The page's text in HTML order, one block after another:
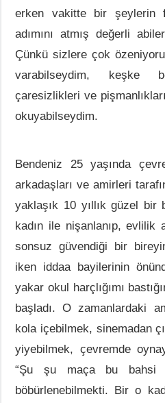
erken vakitte bir şeylerin
adımını atmış değerli
Çünkü sizlere çok
varabilseydim, keşke
çaresizlikleri ve
okuyabilseydim.
Bendeniz 25 yaşında
arkadaşları ve amirleri
yaklaşık 10 yıllık güzel
kadın ile nişanlanıp, evlilik
sonsuz güvendiği bir
iken iddaa bayilerinin
yakar okul harçlığımı
başladı. O zamanlardaki
kola içebilmek, sinemadan
yiyebilmek, çevremde
“Şu şu maça bu bahsi
böbürlenebilmekti. Bir o